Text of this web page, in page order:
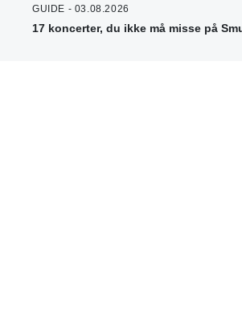
GUIDE - 03.08.2026
17 koncerter, du ikke må misse på